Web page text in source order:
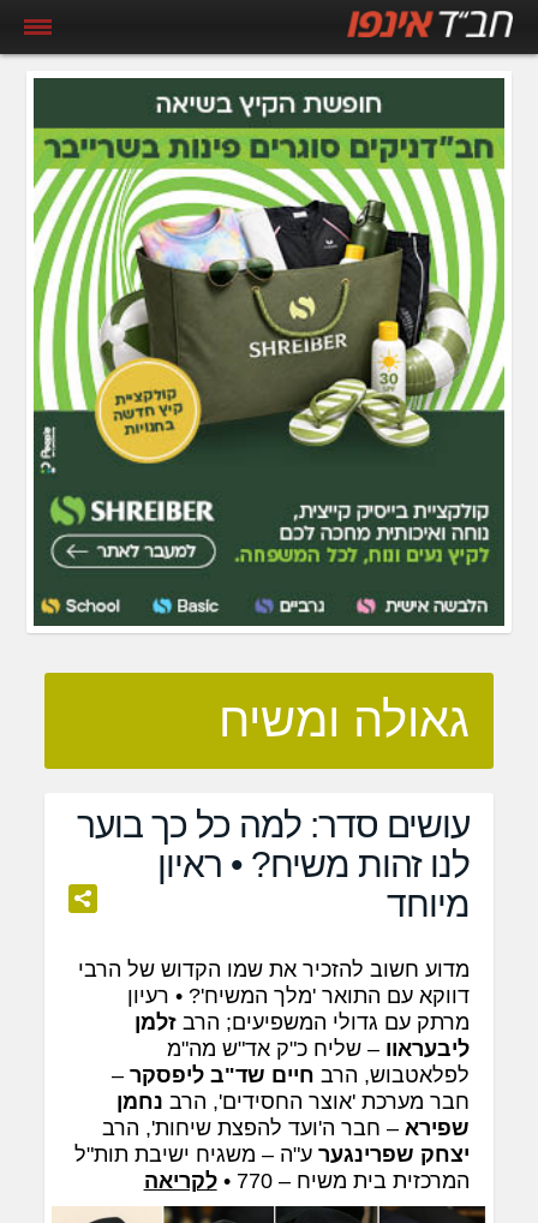
גאולה ומשיח
עושים סדר: למה כל כך בוער
לנו זהות משיח? • ראיון
מיוחד
מדוע חשוב להזכיר את שמו הקדוש של הרבי
דווקא עם התואר 'מלך המשיח'? • רעיון
מרתק עם גדולי המשפיעים; הרבזלמן
ליבעראוו – שליח כ"ק אד"ש מה"מ
לפלאטבוש, הרב חיים שד"ב ליפסקר –
חבר מערכת 'אוצר החסידים', הרב נחמן
שפירא – חבר ה'ועד להפצת שיחות', הרב
יצחק שפרינגער ע"ה – משגיח ישיבת תות"ל
המרכזית בית משיח – 770 •
לקריאה